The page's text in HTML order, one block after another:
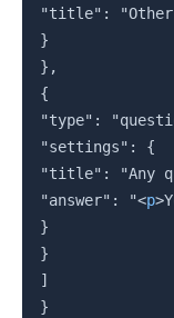
"title":
}
},
{
"type":
"settings": {
"title": "Any
"answer": "<p>
}
}
]
}